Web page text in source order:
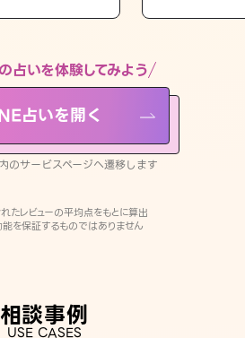
移します
占いを体験してみよう
占いを開く
のサービスページへ遷移します
レビューの平均点をもとに算出
を保証するものではありません
相談事例
USE CASES